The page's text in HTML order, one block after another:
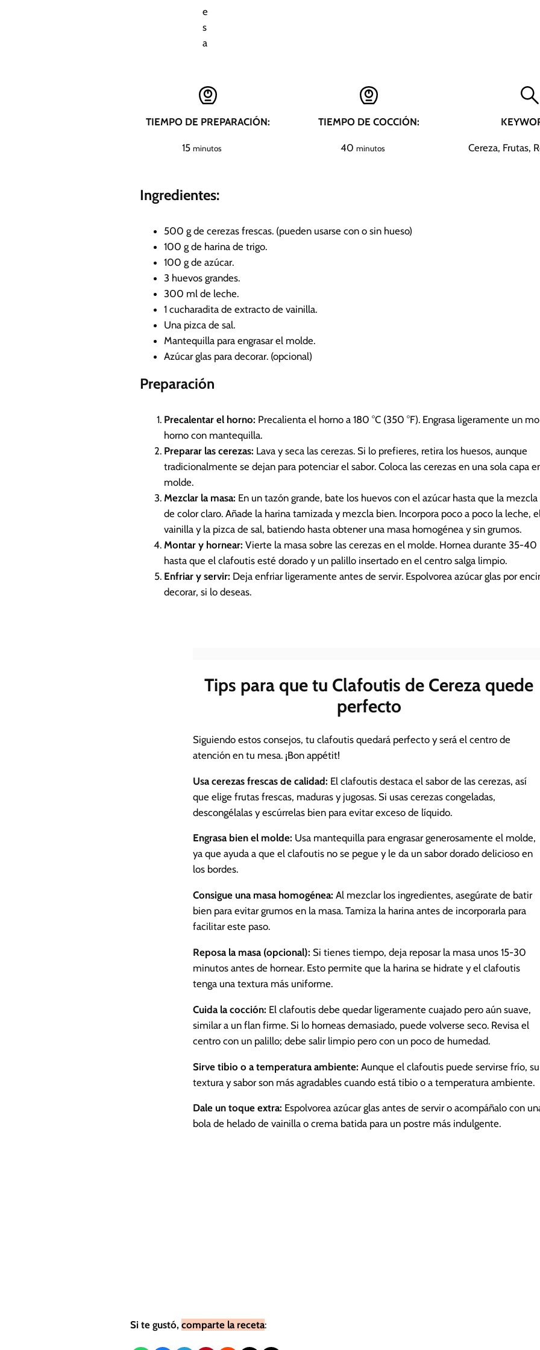
e
s
a
TIEMPO DE PREPARACIÓN:
15m
u
s
minutos
TIEMPO DE COCCIÓN:
40m
minutos Cereza, Frutas,
Ingredientes:
500 g de cerezas frescas. (pueden usarse con o sin hueso)
100 g de harina de trigo.
100 g de azúcar.
3 huevos grandes.
300 ml de leche.
1 cucharadita de extracto de vainilla.
Una pizca de sal.
Mantequilla para engrasar el molde.
Azúcar glas para decorar. (opcional)
Preparación
Precalentar el horno: Precalienta el horno a 180 °C (350 °F). Engrasa ligeramente un
horno con mantequilla.
Preparar las cerezas: Lava y seca las cerezas. Si lo prefieres, retira los huesos, aunque
tradicionalmente se dejan para potenciar el sabor. Coloca las cerezas en una sola capa
molde.
Mezclar la masa: En un tazón grande, bate los huevos con el azúcar hasta que la
de color claro. Añade la harina tamizada y mezcla bien. Incorpora poco a poco la leche,
vainilla y la pizca de sal, batiendo hasta obtener una masa homogénea y sin grumos.
Montar y hornear: Vierte la masa sobre las cerezas en el molde. Hornea durante 35-
hasta que el clafoutis esté dorado y un palillo insertado en el centro salga limpio.
Enfriar y servir: Deja enfriar ligeramente antes de servir. Espolvorea azúcar glas por
decorar, si lo deseas.
Tips para que tu Clafoutis de Cereza quede
perfecto
Siguiendo estos consejos, tu clafoutis quedará perfecto y será el centro de
atención en tu mesa. ¡Bon appétit!
Usa cerezas frescas de calidad: El clafoutis destaca el sabor de las cerezas, así
que elige frutas frescas, maduras y jugosas. Si usas cerezas congeladas,
descongélalas y escúrrelas bien para evitar exceso de líquido.
Engrasa bien el molde: Usa mantequilla para engrasar generosamente el molde,
ya que ayuda a que el clafoutis no se pegue y le da un sabor dorado delicioso en
los bordes.
Consigue una masa homogénea: Al mezclar los ingredientes, asegúrate de batir
bien para evitar grumos en la masa. Tamiza la harina antes de incorporarla para
facilitar este paso.
Reposa la masa (opcional): Si tienes tiempo, deja reposar la masa unos 15-30
minutos antes de hornear. Esto permite que la harina se hidrate y el clafoutis
tenga una textura más uniforme.
Cuida la cocción: El clafoutis debe quedar ligeramente cuajado pero aún suave,
similar a un flan firme. Si lo horneas demasiado, puede volverse seco. Revisa el
centro con un palillo; debe salir limpio pero con un poco de humedad.
Sirve tibio o a temperatura ambiente: Aunque el clafoutis puede servirse frío, su
textura y sabor son más agradables cuando está tibio o a temperatura ambiente.
Dale un toque extra: Espolvorea azúcar glas antes de servir o acompáñalo con
bola de helado de vainilla o crema batida para un postre más indulgente.
Si te gustó, comparte la receta: